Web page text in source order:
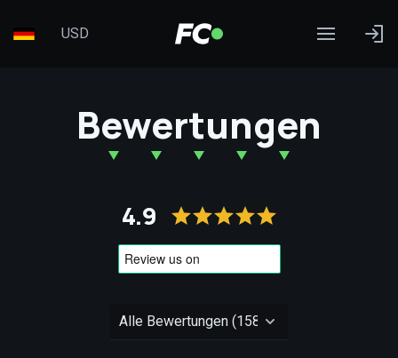
USD
Bewertungen
4.9